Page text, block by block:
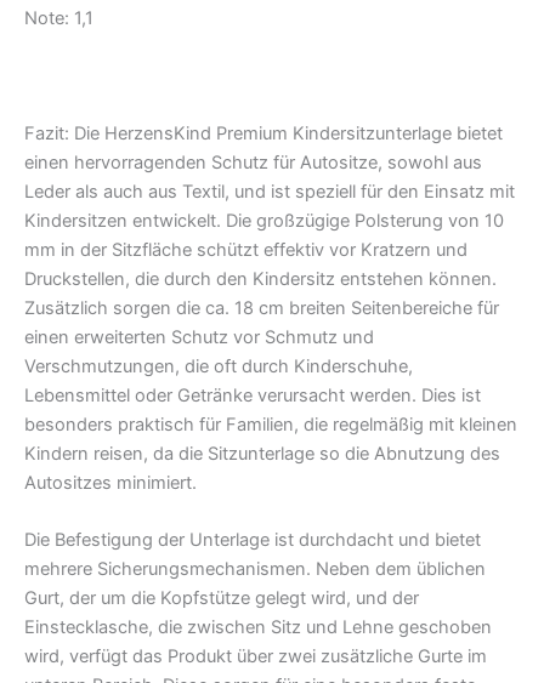
Note: 1,1
Fazit: Die HerzensKind Premium Kindersitzunterlage bietet
einen hervorragenden Schutz für Autositze, sowohl aus
Leder als auch aus Textil, und ist speziell für den Einsatz mit
Kindersitzen entwickelt. Die großzügige Polsterung von 10
mm in der Sitzfläche schützt effektiv vor Kratzern und
Druckstellen, die durch den Kindersitz entstehen können.
Zusätzlich sorgen die ca. 18 cm breiten Seitenbereiche für
einen erweiterten Schutz vor Schmutz und
Verschmutzungen, die oft durch Kinderschuhe,
Lebensmittel oder Getränke verursacht werden. Dies ist
besonders praktisch für Familien, die regelmäßig mit kleinen
Kindern reisen, da die Sitzunterlage so die Abnutzung des
Autositzes minimiert.
Die Befestigung der Unterlage ist durchdacht und bietet
mehrere Sicherungsmechanismen. Neben dem üblichen
Gurt, der um die Kopfstütze gelegt wird, und der
Einstecklasche, die zwischen Sitz und Lehne geschoben
wird, verfügt das Produkt über zwei zusätzliche Gurte im